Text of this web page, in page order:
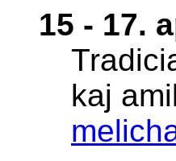
15 - 17.
kaj